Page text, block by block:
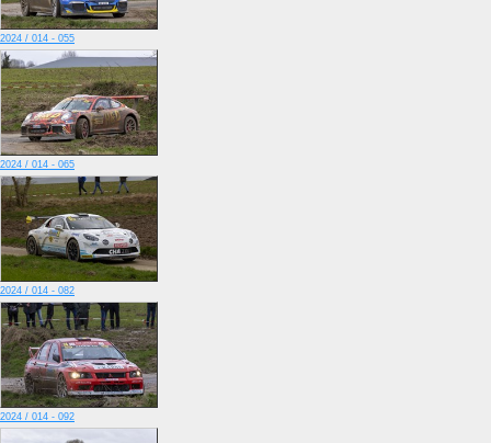
2024 / 014 - 055
2024 / 014 - 065
2024 / 014 - 082
2024 / 014 - 092